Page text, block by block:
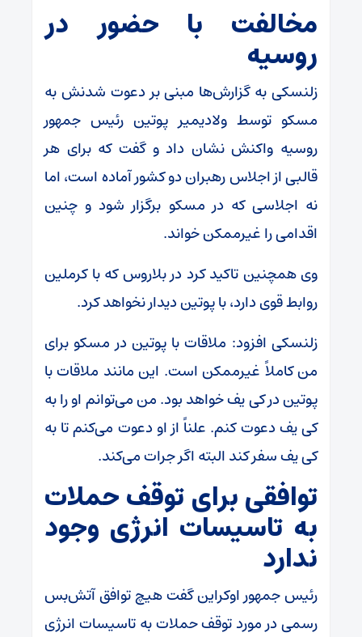
مخالفت با حضور در
روسیه
زلنسکی به گزارش‌ها مبنی بر دعوت شدنش به
مسکو توسط ولادیمیر پوتین رئیس جمهور
روسیه واکنش نشان داد و گفت که برای هر
قالبی از اجلاس رهبران دو کشور آماده است، اما
نه اجلاسی که در مسکو برگزار شود و چنین
اقدامی را غیرممکن خواند.
وی همچنین تاکید کرد در بلاروس که با کرملین
روابط قوی دارد، با پوتین دیدار نخواهد کرد.
زلنسکی افزود: ملاقات با پوتین در مسکو برای
من کاملاً غیرممکن است. این مانند ملاقات با
پوتین در کی یف خواهد بود. من می‌توانم او را به
کی یف دعوت کنم. علناً از او دعوت می‌کنم تا به
کی یف سفر کند البته اگر جرات می‌کند.
توافقی برای توقف حملات
به تاسیسات انرژی وجود
ندارد
رئیس جمهور اوکراین گفت هیچ توافق آتش‌بس
رسمی در مورد توقف حملات به تاسیسات انرژی